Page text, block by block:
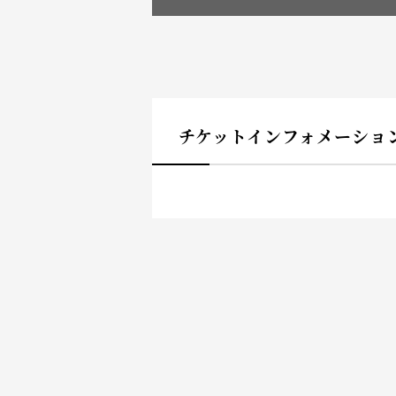
チケットインフォメーショ